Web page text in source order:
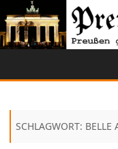
SCHLAGWORT: BELLE